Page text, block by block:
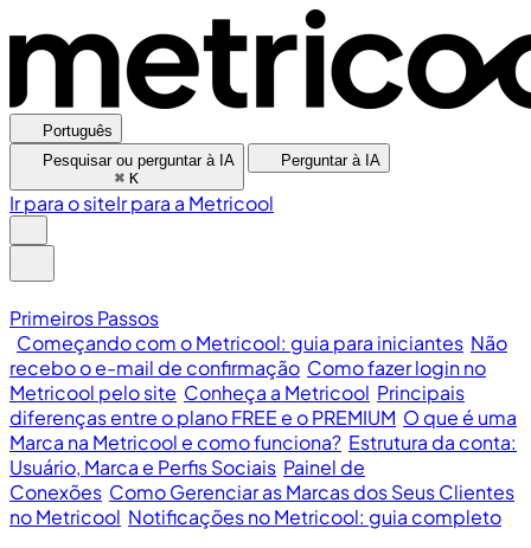
Português
Pesquisar ou perguntar à IA
⌘ K
Perguntar à IA
Ir para o siteIr para a Metricool
Primeiros Passos
Começando com o Metricool: guia para iniciantes Não
recebo o e-mail de confirmação Como fazer login no
Metricool pelo site Conheça a Metricool Principais
diferenças entre o plano FREE e o PREMIUM O que é uma
Marca na Metricool e como funciona? Estrutura da conta:
Usuário, Marca e Perfis Sociais Painel de
Conexões Como Gerenciar as Marcas dos Seus Clientes
no Metricool Notificações no Metricool: guia completo